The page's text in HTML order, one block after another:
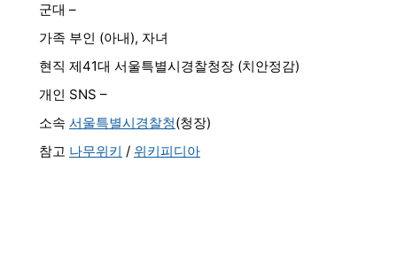
군대 –
가족 부인 (아내), 자녀
현직 제41대 서울특별시경찰청장 (치안정감)
개인 SNS –
소속 서울특별시경찰청(청장)
참고 나무위키 / 위키피디아